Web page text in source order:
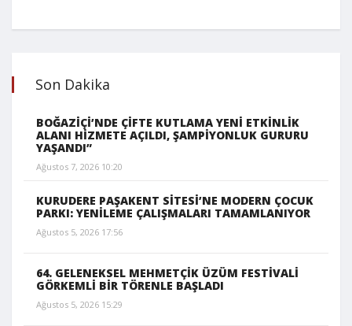
Son Dakika
BOĞAZİÇİ’NDE ÇİFTE KUTLAMA YENİ ETKİNLİK
ALANI HİZMETE AÇILDI, ŞAMPİYONLUK GURURU
YAŞANDI”
Ağustos 7, 2026 10:20
KURUDERE PAŞAKENT SİTESİ’NE MODERN ÇOCUK
PARKI: YENİLEME ÇALIŞMALARI TAMAMLANIYOR
Ağustos 5, 2026 17:56
64. GELENEKSEL MEHMETÇİK ÜZÜM FESTİVALİ
GÖRKEMLİ BİR TÖRENLE BAŞLADI
Ağustos 5, 2026 15:29